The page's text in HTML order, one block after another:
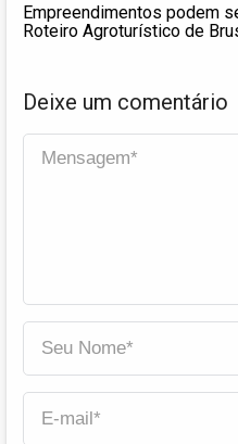
Empreendimentos podem
Roteiro Agroturístico de
Deixe um comentário